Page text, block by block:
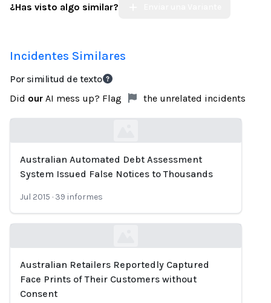
¿Has visto algo similar?
Incidentes Similares
Por similitud de texto
Did our AI mess up? Flag the unrelated incidents
Loading...
Australian Automated Debt Assessment
System Issued False Notices to Thousands
Jul 2015 · 39 informes
Loading...
Australian Retailers Reportedly Captured
Face Prints of Their Customers without
Consent